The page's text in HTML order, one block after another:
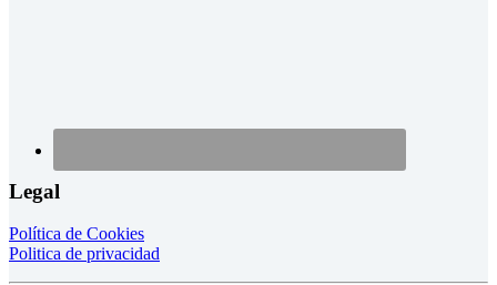
Legal
Política de Cookies
Politica de privacidad